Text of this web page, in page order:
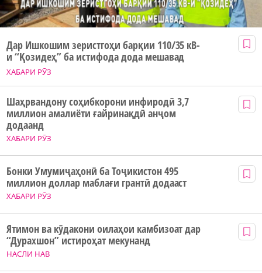
ХАБАРИ РӮЗ
Дар Ишкошим зеристгоҳи барқии 110/35 кВ-
и “Қозидеҳ” ба истифода дода мешавад
ХАБАРИ РӮЗ
Шаҳрвандону соҳибкорони инфиродӣ 3,7
миллион амалиёти ғайринақдӣ анҷом
додаанд
ХАБАРИ РӮЗ
Бонки Умумиҷаҳонӣ ба Тоҷикистон 495
миллион доллар маблағи грантӣ додааст
НАСЛИ НАВ
Ятимон ва кӯдакони оилаҳои камбизоат дар
“Дурахшон” истироҳат мекунанд